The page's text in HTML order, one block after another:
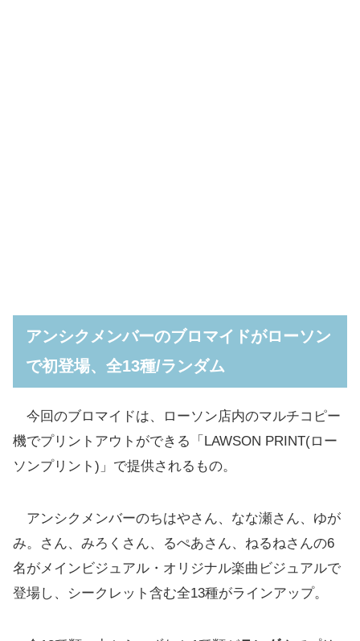
アンシクメンバーのブロマイドがローソン
で初登場、全13種/ランダム
今回のブロマイドは、ローソン店内のマルチコピー
機でプリントアウトができる「LAWSON PRINT(ロー
ソンプリント)」で提供されるもの。
アンシクメンバーのちはやさん、なな瀬さん、ゆが
み。さん、みろくさん、るぺあさん、ねるねさんの6
名がメインビジュアル・オリジナル楽曲ビジュアルで
登場し、シークレット含む全13種がラインアップ。